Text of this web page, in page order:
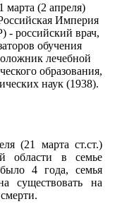
(2 апреля)
Империя
- российский врач,
обучения
лечебной
образования,
наук (1938).
(21 марта ст.ст.)
области в семье
4 года, семья
существовать на